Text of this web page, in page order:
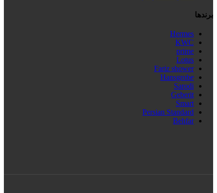
برندها
Hermes
KWC
prime
Lotus
Fariz shower
Hansgrobe
Sarodi
Geberit
Smart
Persian Standard
Behfar